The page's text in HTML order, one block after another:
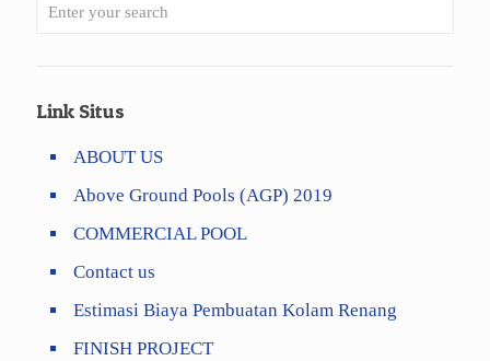
Link Situs
ABOUT US
Above Ground Pools (AGP) 2019
COMMERCIAL POOL
Contact us
Estimasi Biaya Pembuatan Kolam Renang
FINISH PROJECT